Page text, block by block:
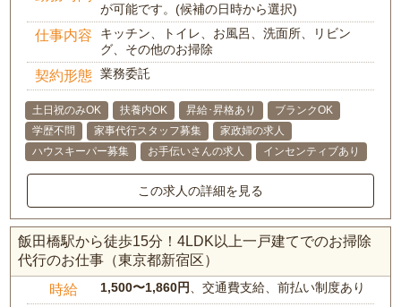
が可能です。(候補の日時から選択)
仕事内容
キッチン、トイレ、お風呂、洗面所、リビン
グ、その他のお掃除
契約形態 業務委託
土日祝のみOK 扶養内OK 昇給･昇格あり
ブランクOK
学歴不問
家事代行スタッフ募集
家政婦の求人
ハウスキーパー募集
お手伝いさんの求人 インセンティブあり
この求人の詳細を見る
飯田橋駅から徒歩15分！4LDK以上一戸建てでのお掃除
代行のお仕事（東京都新宿区）
時給 1,500〜1,860円 、交通費支給、前払い制度あり